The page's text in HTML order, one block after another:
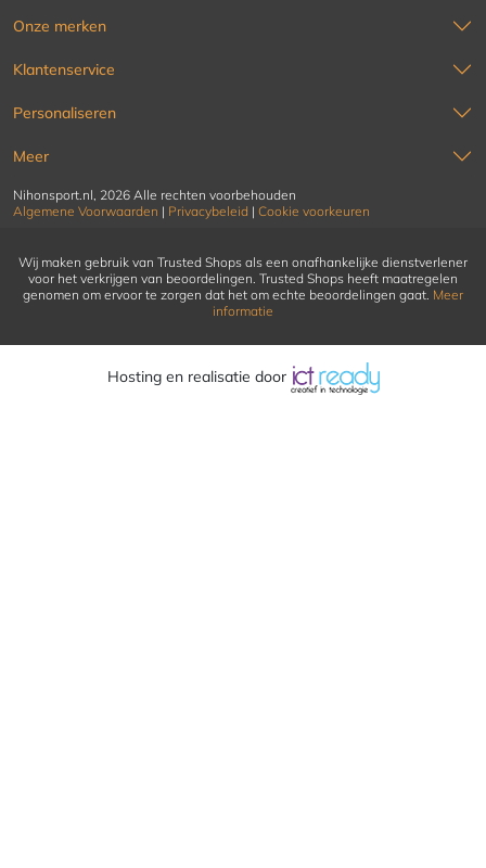
Onze merken
Klantenservice
Personaliseren
Meer
Nihonsport.nl, 2026 Alle rechten voorbehouden
Algemene Voorwaarden | Privacybeleid | Cookie voorkeuren
Wij maken gebruik van Trusted Shops als een onafhankelijke dienstverlener
voor het verkrijgen van beoordelingen. Trusted Shops heeft maatregelen
genomen om ervoor te zorgen dat het om echte beoordelingen gaat. Meer
informatie
Hosting en realisatie door